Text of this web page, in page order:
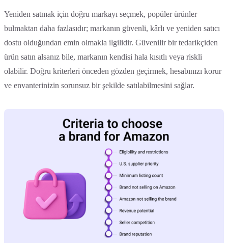
Yeniden satmak için doğru markayı seçmek, popüler ürünler
bulmaktan daha fazlasıdır; markanın güvenli, kârlı ve yeniden satıcı
dostu olduğundan emin olmakla ilgilidir. Güvenilir bir tedarikçiden
ürün satın alsanız bile, markanın kendisi hala kısıtlı veya riskli
olabilir. Doğru kriterleri önceden gözden geçirmek, hesabınızı korur
ve envanterinizin sorunsuz bir şekilde satılabilmesini sağlar.